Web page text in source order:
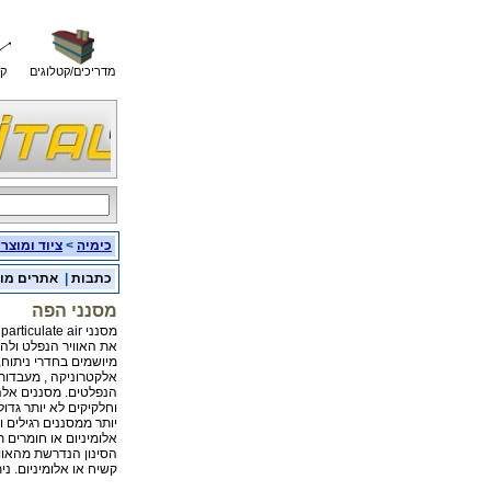
מדריכים/קטלוגים
כימיה > ציוד
כתבות אתרים
מסנני הפה
את האוויר הנפלט
מיושמים בחדרי
אלקטרוניקה ,
יותר ממסננים רגילים
אלומיניום או
הסינון הנדרשת
קשיח או אלומיניום.